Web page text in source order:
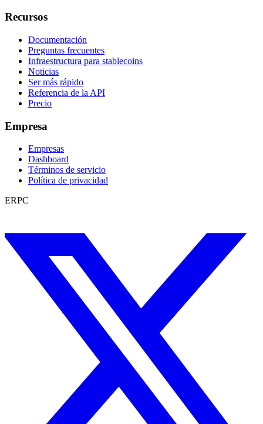
Recursos
Documentación
Preguntas frecuentes
Infraestructura para stablecoins
Noticias
Ser más rápido
Referencia de la API
Precio
Empresa
Empresas
Dashboard
Términos de servicio
Política de privacidad
ERPC